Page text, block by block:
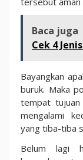
Baca juga
Cek 4
Bayangkan
buruk. Maka
tempat tujuan
mengalami
yang tiba-tiba
Belum lagi